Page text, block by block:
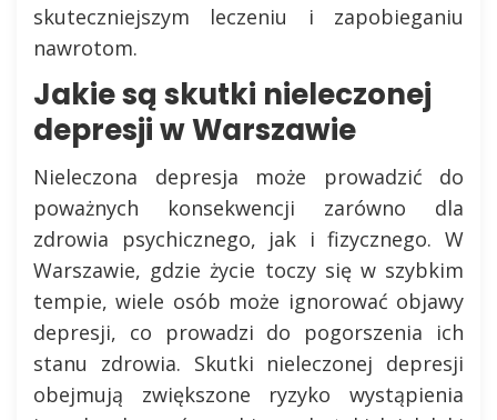
skuteczniejszym leczeniu i zapobieganiu
nawrotom.
Jakie są skutki nieleczonej
depresji w Warszawie
Nieleczona depresja może prowadzić do
poważnych konsekwencji zarówno dla
zdrowia psychicznego, jak i fizycznego. W
Warszawie, gdzie życie toczy się w szybkim
tempie, wiele osób może ignorować objawy
depresji, co prowadzi do pogorszenia ich
stanu zdrowia. Skutki nieleczonej depresji
obejmują zwiększone ryzyko wystąpienia